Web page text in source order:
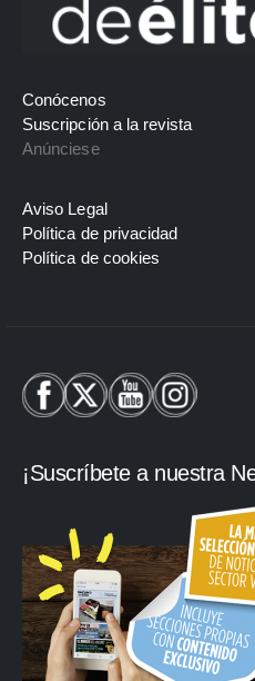
Conócenos
Suscripción a la revista
Anúnciese
Aviso Legal
Política de privacidad
Política de cookies
¡Suscríbete a nuestra